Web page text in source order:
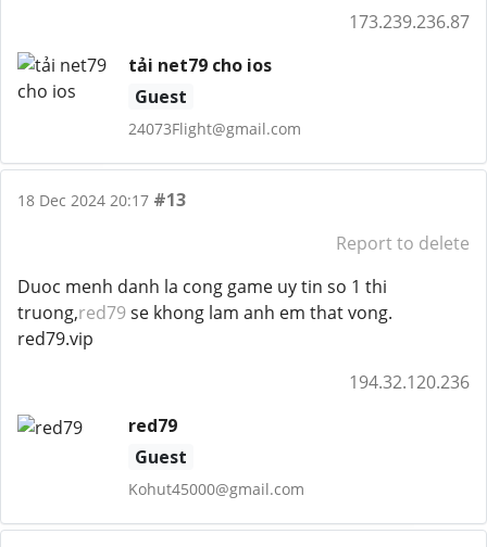
173.239.236.87
tải net79 cho ios
Guest
24073Flight@gmail.com
18 Dec 2024 20:17 #13
Report to delete
Duoc menh danh la cong game uy tin so 1 thi
truong,red79se khong lam anh em that vong.
red79.vip
194.32.120.236
red79
Guest
Kohut45000@gmail.com